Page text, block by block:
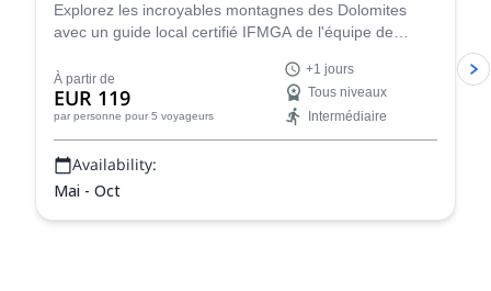
Explorez les incroyables montagnes des Dolomites
avec un guide local certifié IFMGA de l'équipe de
via ferrata d'un jour ou plus.
À partir de
EUR 119
par personne pour 5 voyageurs
+1 jours
Tous niveaux
Intermédiaire
Availability:
Mai - Oct